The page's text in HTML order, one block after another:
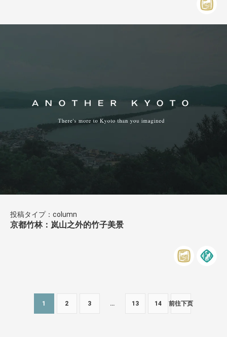
投稿タイプ：column
京都竹林：岚山之外的竹子美景
1 2 3 … 13 14 前往下页